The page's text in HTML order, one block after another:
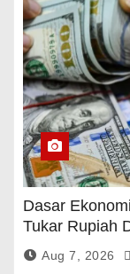
Dasar
Tukar Rupiah
Aug 7, 2026